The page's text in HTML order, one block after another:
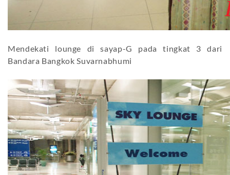
Mendekati lounge di sayap-G pada tingkat 3 dari
Bandara Bangkok Suvarnabhumi